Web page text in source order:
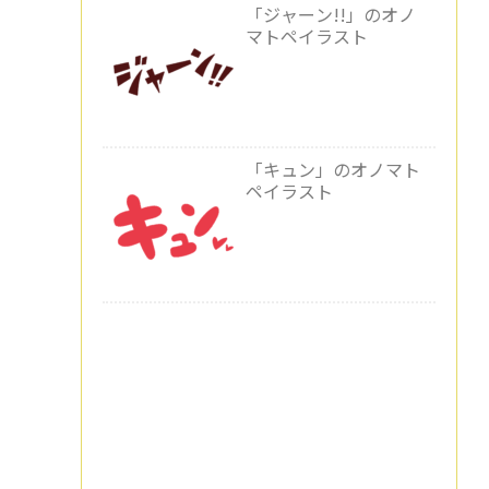
「ジャーン!!」のオノ
マトペイラスト
「キュン」のオノマト
ペイラスト